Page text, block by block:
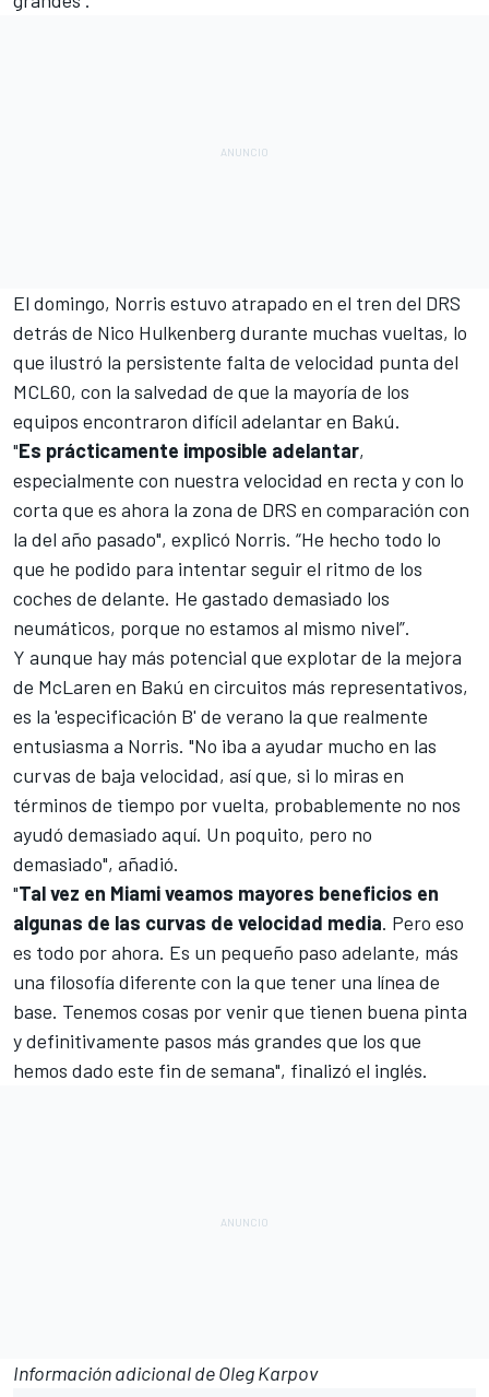
El domingo, Norris estuvo atrapado en el tren del DRS
detrás de Nico Hulkenberg durante muchas vueltas, lo
que ilustró la persistente falta de velocidad punta del
MCL60, con la salvedad de que la mayoría de los
equipos encontraron difícil adelantar en Bakú.
"Es prácticamente imposible adelantar,
especialmente con nuestra velocidad en recta y con lo
corta que es ahora la zona de DRS en comparación con
la del año pasado", explicó Norris. “He hecho todo lo
que he podido para intentar seguir el ritmo de los
coches de delante. He gastado demasiado los
neumáticos, porque no estamos al mismo nivel”.
Y aunque hay más potencial que explotar de la mejora
de McLaren en Bakú en circuitos más representativos,
es la 'especificación B' de verano la que realmente
entusiasma a Norris. "No iba a ayudar mucho en las
curvas de baja velocidad, así que, si lo miras en
términos de tiempo por vuelta, probablemente no nos
ayudó demasiado aquí. Un poquito, pero no
demasiado", añadió.
"Tal vez en Miami veamos mayores beneficios en
algunas de las curvas de velocidad media. Pero eso
es todo por ahora. Es un pequeño paso adelante, más
una filosofía diferente con la que tener una línea de
base. Tenemos cosas por venir que tienen buena pinta
y definitivamente pasos más grandes que los que
hemos dado este fin de semana", finalizó el inglés.
Información adicional de Oleg Karpov